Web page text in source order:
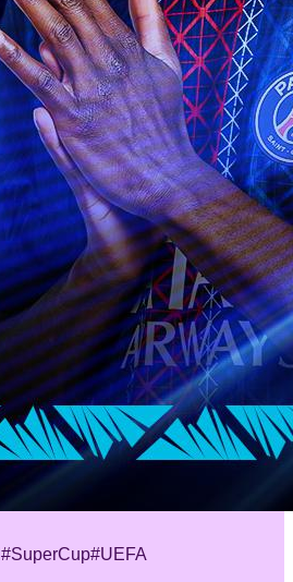
#SuperCup#UEFA